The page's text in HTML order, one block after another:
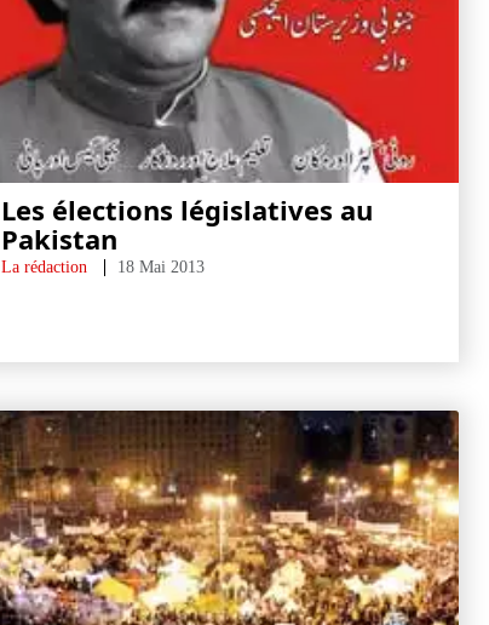
Les élections législatives au
Pakistan
La rédaction 18 Mai 2013